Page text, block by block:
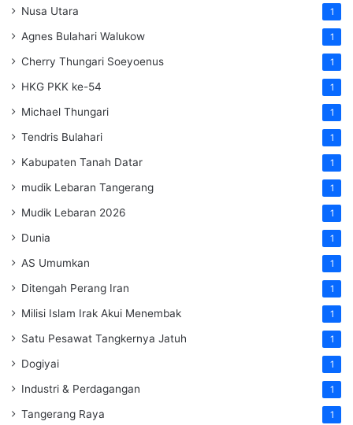
Nusa Utara 1
Agnes Bulahari Walukow 1
Cherry Thungari Soeyoenus 1
HKG PKK ke-54 1
Michael Thungari 1
Tendris Bulahari 1
Kabupaten Tanah Datar 1
mudik Lebaran Tangerang 1
Mudik Lebaran 2026 1
Dunia 1
AS Umumkan 1
Ditengah Perang Iran 1
Milisi Islam Irak Akui Menembak 1
Satu Pesawat Tangkernya Jatuh 1
Dogiyai 1
Industri & Perdagangan 1
Tangerang Raya 1